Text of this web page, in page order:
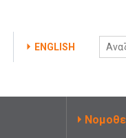
ENGLISH